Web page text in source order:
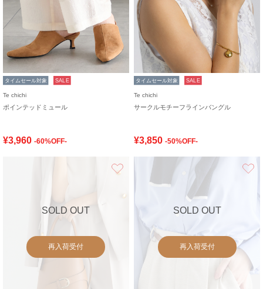
タイムセール対象 SALE
Te chichi
ポインテッドミュール
¥3,960 -60%OFF-
タイムセール対象 SALE
Te chichi
サークルモチーフラインバングル
¥3,850 -50%OFF-
SOLD OUT
再入荷受付
お気に入り
SOLD OUT
再入荷受付